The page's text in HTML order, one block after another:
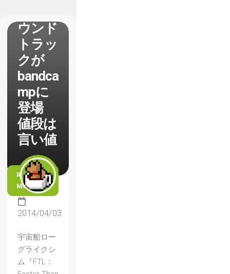
ウンド
トラッ
クが
bandca
mpに
登場
値段は
言い値
READ
MORE
2014/04/03
宇宙船ロー
グライクシ
ム『FTL：